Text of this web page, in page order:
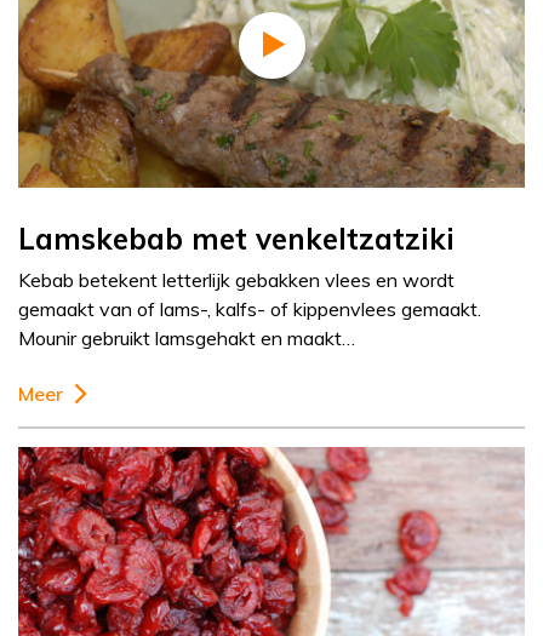
Lamskebab met venkeltzatziki
Kebab betekent letterlijk gebakken vlees en wordt
gemaakt van of lams-, kalfs- of kippenvlees gemaakt.
Mounir gebruikt lamsgehakt en maakt…
Meer